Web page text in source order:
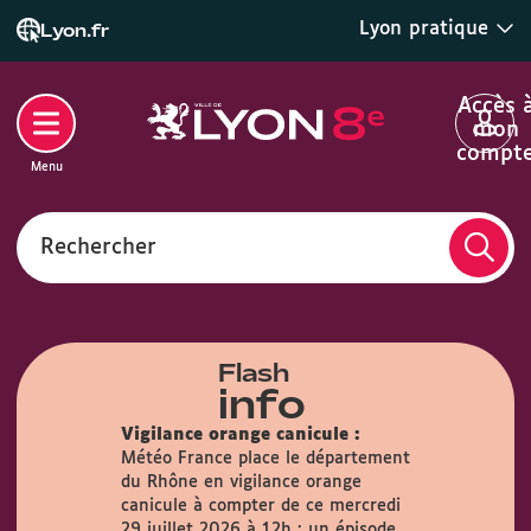
Lyon.fr Lyon pratique
Rechercher
Accès
mon
Menu
Flash
info
Vigilance orange canicule :
Météo France place le département
du Rhône en vigilance orange
canicule à compter de ce mercredi